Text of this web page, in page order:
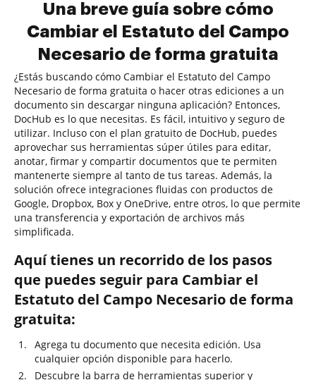
Una breve guía sobre cómo
Cambiar el Estatuto del Campo
Necesario de forma gratuita
¿Estás buscando cómo Cambiar el Estatuto del Campo
Necesario de forma gratuita o hacer otras ediciones a un
documento sin descargar ninguna aplicación? Entonces,
DocHub es lo que necesitas. Es fácil, intuitivo y seguro de
utilizar. Incluso con el plan gratuito de DocHub, puedes
aprovechar sus herramientas súper útiles para editar,
anotar, firmar y compartir documentos que te permiten
mantenerte siempre al tanto de tus tareas. Además, la
solución ofrece integraciones fluidas con productos de
Google, Dropbox, Box y OneDrive, entre otros, lo que permite
una transferencia y exportación de archivos más
simplificada.
Aquí tienes un recorrido de los pasos
que puedes seguir para Cambiar el
Estatuto del Campo Necesario de forma
gratuita:
Agrega tu documento que necesita edición. Usa
cualquier opción disponible para hacerlo.
Descubre la barra de herramientas superior y